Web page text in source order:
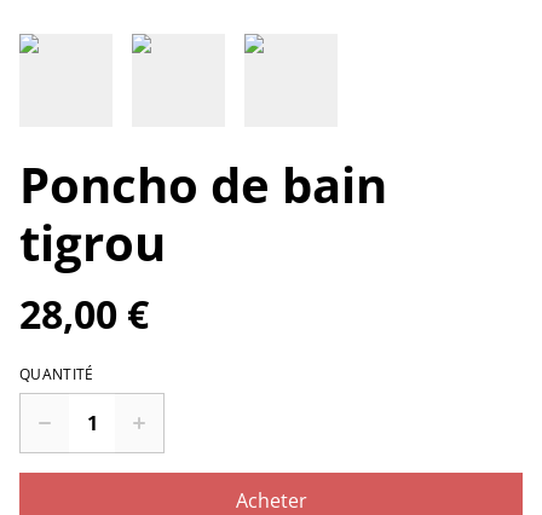
Poncho de bain
tigrou
28,00 €
QUANTITÉ
Acheter